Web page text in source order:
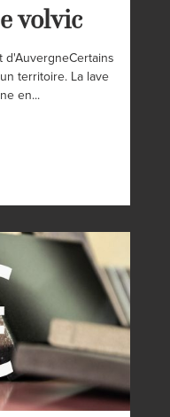
volvic
d'AuvergneCertains
territoire. La lave
en...